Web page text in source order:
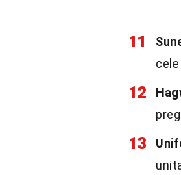
11
12
13